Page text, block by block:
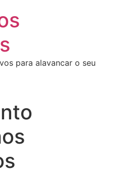
para alavancar o seu